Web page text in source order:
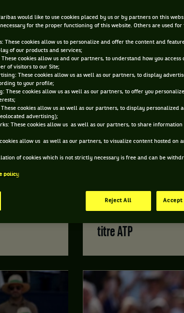
Filtrer par :
ACTU / RÉSULTATS
IL Y A 10 JOURS MATHIEU
Luca Van Assche : des doutes profonds, jusqu'au premier
titre ATP
would like to use cookies placed by us or by partners on this
for the proper functioning of this website. Others are used
These cookies allow us to personalize and offer the content and
of our products and services;
cookies allow us and our partners, to understand how you access
of visitors to our Site;
These cookies allow us as well as our partners, to display
to your profile;
These cookies allow us as well as our partners, to offer you
cookies allow us as well as our partners, to display personalized
advertising);
These cookies allow us as well as our partners, to share
allow us as well as our partners, to visualize content hosted on
of cookies which is not strictly necessary is free and can be
policy
Reject All Accept